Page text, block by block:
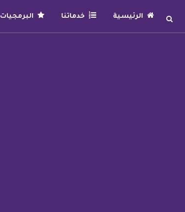
الرئيسية خدماتنا البرمجيات